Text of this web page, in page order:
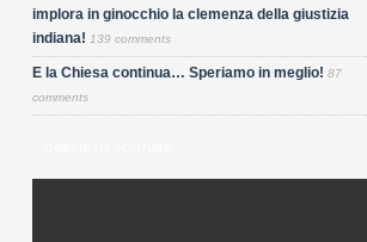
implora in ginocchio la clemenza della giustizia
indiana! 139 comments
E la Chiesa continua… Speriamo in meglio! 87
comments